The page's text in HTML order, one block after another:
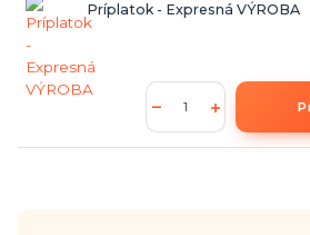
Príplatok - Expresná VÝROBA